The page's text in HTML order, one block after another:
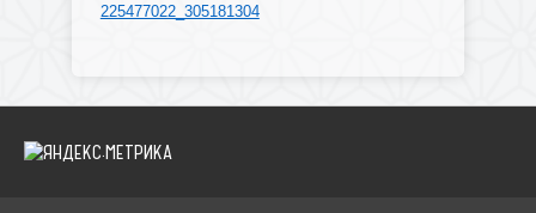
225477022_305181304